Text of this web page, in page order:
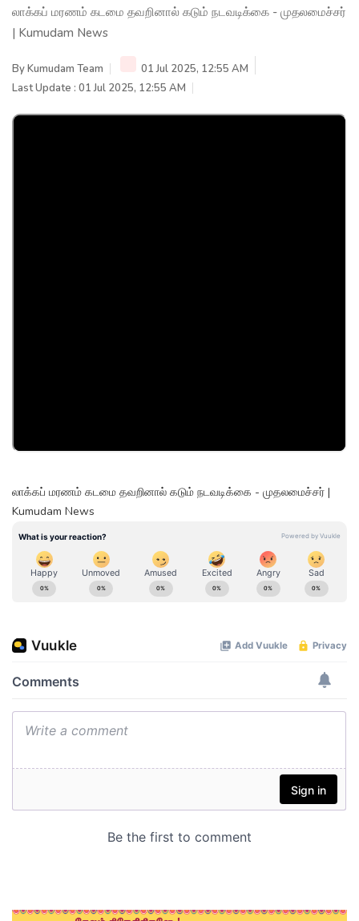
லாக்கப் மரணம் கடமை தவறினால் கடும் நடவடிக்கை - முதலமைச்சர்
| Kumudam News
ByKumudam Team
01 Jul 2025, 12:55 AM
Last Update : 01 Jul 2025, 12:55 AM
லாக்கப் மரணம் கடமை தவறினால் கடும் நடவடிக்கை - முதலமைச்சர் |
Kumudam News